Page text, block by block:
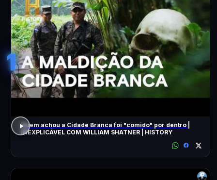
1
Quem achou a Cidade Branca foi "comido" por dentro |
INEXPLICÁVEL COM WILLIAM SHATNER | HISTORY